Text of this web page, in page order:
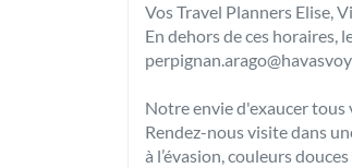
Vos Travel Planners Elise,
En dehors de ces horaires,
Notre envie d'exaucer tous
Rendez-nous visite dans
à l’évasion, couleurs